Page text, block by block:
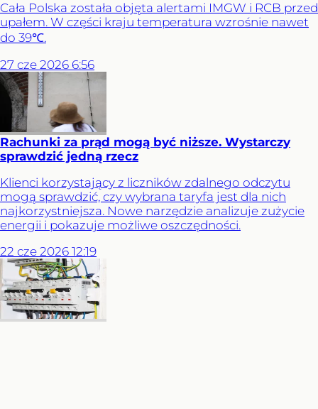
Cała Polska została objęta alertami IMGW i RCB przed
upałem. W części kraju temperatura wzrośnie nawet
do 39℃.
27 cze 2026 6:56
Rachunki za prąd mogą być niższe. Wystarczy
sprawdzić jedną rzecz
Klienci korzystający z liczników zdalnego odczytu
mogą sprawdzić, czy wybrana taryfa jest dla nich
najkorzystniejsza. Nowe narzędzie analizuje zużycie
energii i pokazuje możliwe oszczędności.
22 cze 2026 12:19